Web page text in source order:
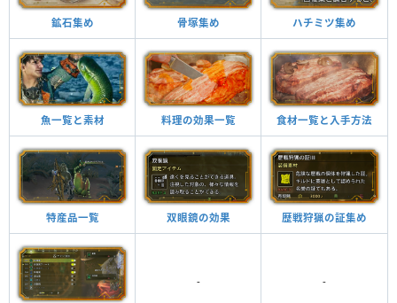
鉱石集め 骨塚集め ハチミツ集め
魚一覧と素材 料理の効果一覧 食材一覧と入手方法
特産品一覧 双眼鏡の効果 歴戦狩猟の証集め
- -